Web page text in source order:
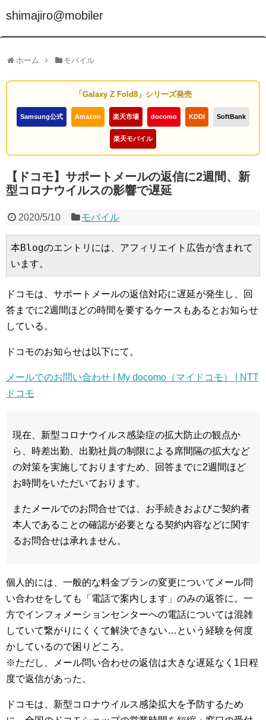
shimajiro@mobiler
ホーム モバイル
「Galaxy Z Fold8」シリーズ発売
Samsung公式 Amazon 楽天市場 docomo KDDI SoftBank
楽天モバイル
【ドコモ】サポートメールの返信に2週間、新
型コロナウイルスの影響で遅延
2020/5/10 モバイル
本Blogのエントリには、アフィリエイト広告が含まれて
います。
ドコモは、サポートメールの返信対応に遅延が発生し、回
答までに2週間ほどの時間を要するケースもあるとお知らせ
している。
ドコモのお知らせは以下にて。
メールでのお問い合わせ | My docomo（マイドコモ） | NTT
ドコモ
現在、新型コロナウイルス感染症の拡大防止の観点か
ら、時差出勤、出勤社員の制限による席間隔の拡大など
の対策を実施しておりますため、回答までに2週間ほど
お時間をいただいております。
またメールでのお問合せでは、お手続きおよびご契約者
本人であることの確認が必要となる契約内容などに関す
るお問合せは承れません。
個人的には、一般的な料金プランの変更についてメール問
い合わせをしても「電話で案内します」のみの返答に。一
方でインフォメーションセンターへの電話については混雑
していて繋がりにくくて解決できない…という経験を何度
かしているので困りどころ。
※ただし、メール問い合わせの返信は大きな遅延なく1日程
度で返信があった。
ドコモは、新型コロナウイルス感染拡大を予防するため